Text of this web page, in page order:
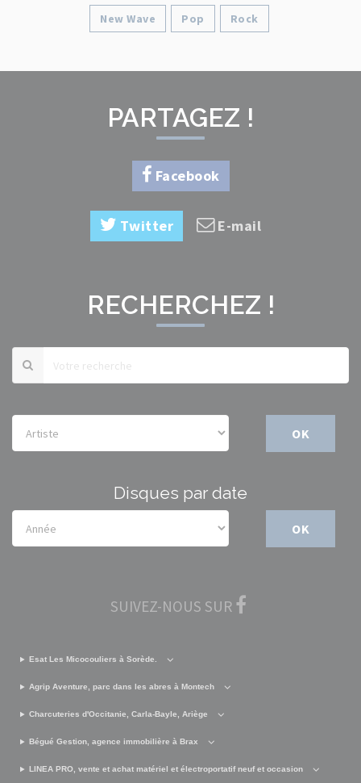
New Wave Pop Rock
PARTAGEZ !
Facebook
Twitter E-mail
RECHERCHEZ !
OK
Disques par date
OK
SUIVEZ-NOUS SUR
Esat Les Micocouliers à Sorède.
Agrip Aventure, parc dans les abres à Montech
Charcuteries d'Occitanie, Carla-Bayle, Ariège
Bégué Gestion, agence immobilière à Brax
LINEA PRO, vente et achat matériel et électroportatif neuf et occasion